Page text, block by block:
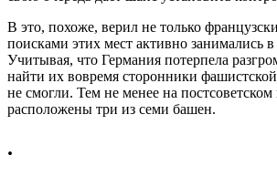
В это, похоже, верил не только
поисками этих мест активно занимались в
Учитывая, что Германия потерпела
найти их вовремя сторонники
не смогли. Тем не менее на постсоветском
расположены три из семи башен.
.